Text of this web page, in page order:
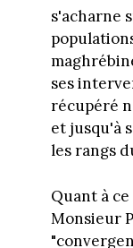
s'acharne
ses
récupéré
et jusqu'à
les rangs
Quant à
Monsieur